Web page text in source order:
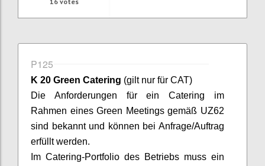
P125
K 20 Green Catering (gilt nur für CAT)
Die Anforderungen für ein Catering im
Rahmen eines Green Meetings gemäß UZ62
sind bekannt und können bei Anfrage/Auftrag
erfüllt werden.
Im Catering-Portfolio des Betriebs muss ein